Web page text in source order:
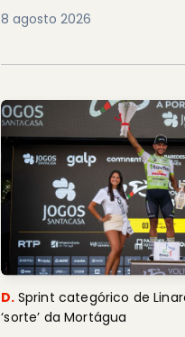
8 agosto 2026
D. Sprint categórico de
‘sorte’ da Mortágua